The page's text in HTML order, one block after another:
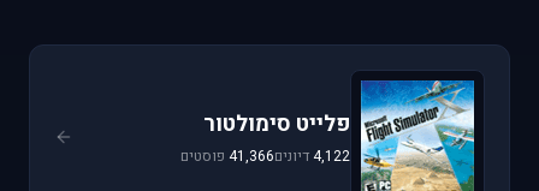
פלייט סימולטור
4,122דיונים41,366 פוסטים